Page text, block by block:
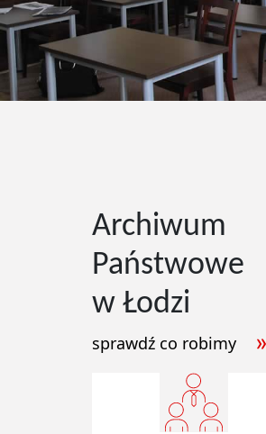
Archiwum
Państwowe
w Łodzi
sprawdź co robimy